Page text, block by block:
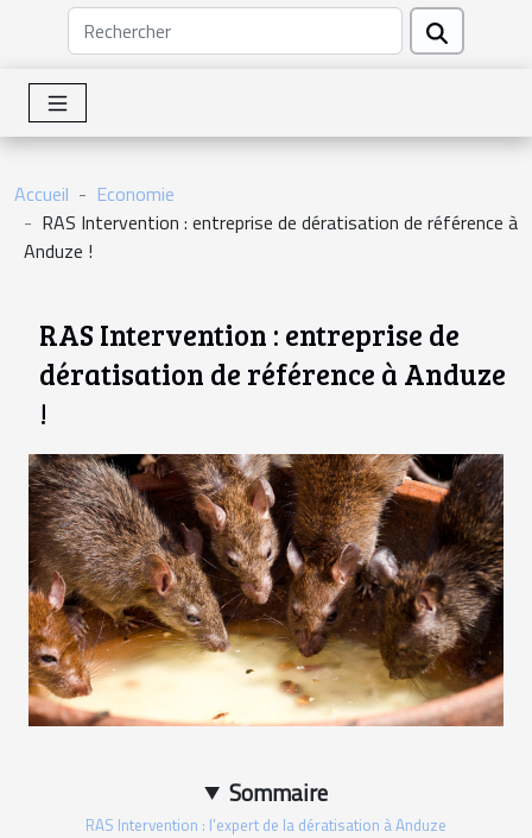
Accueil
Economie
RAS Intervention : entreprise de dératisation de référence à
Anduze !
RAS Intervention : entreprise de
dératisation de référence à Anduze
!
Sommaire
RAS Intervention : l’expert de la dératisation à Anduze